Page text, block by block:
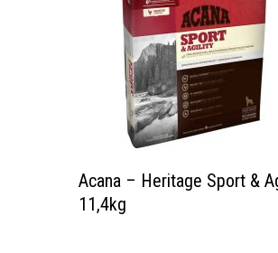
Acana – Heritage Sport &
11,4kg